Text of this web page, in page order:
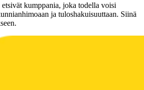
kumppania, joka todella voisi
ja tuloshakuisuuttaan. Siinä